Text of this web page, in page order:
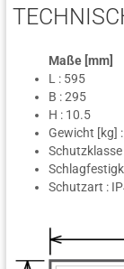
Maße [mm]
L : 595
B : 295
H : 10.5
Gewicht [kg]
Schutzklasse
Schutzart :